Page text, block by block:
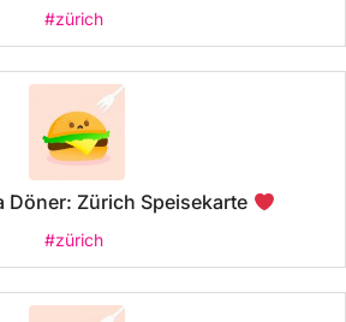
#zürich
Döner: Zürich Speisekarte
#zürich